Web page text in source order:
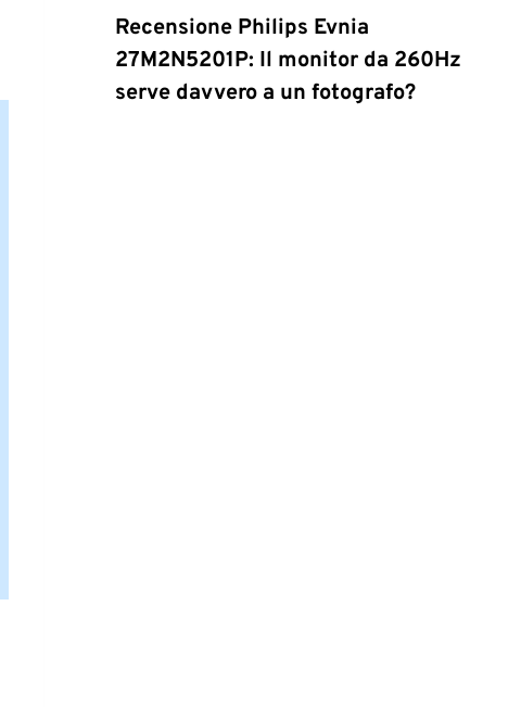
Recensione Philips Evnia
27M2N5201P: Il monitor da 260Hz
serve davvero a un fotografo?